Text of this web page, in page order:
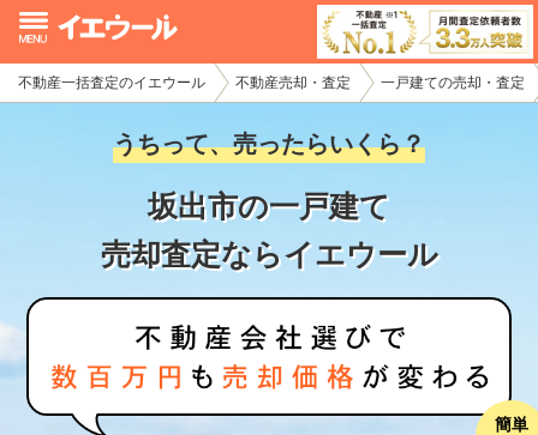
不動産一括査定のイエウール 不動産売却・査定 一戸建ての売却・査定
うちって、売ったらいくら？
坂出市の一戸建て
売却査定ならイエウール
簡単
イエウール加盟希望の不動産会社様
初めての方へ
不動産売却の流れ
不動産の売却・一括査定
家査定シミュレーター
お問い合わせ